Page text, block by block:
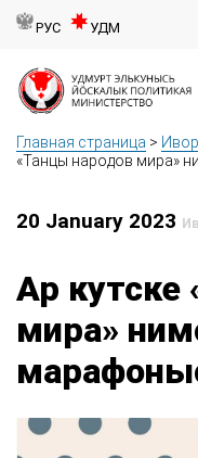
РУС УДМ
Главная страница >
«Танцы народов мира»
20 January 2023
Ар кутске
мира»